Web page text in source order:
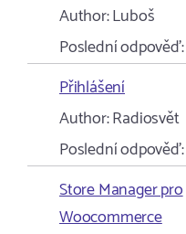
Author:Luboš
Poslední odpověď:
Přihlášení
Author:Radiosvět
Poslední odpověď:
Store Manager pro
Woocommerce